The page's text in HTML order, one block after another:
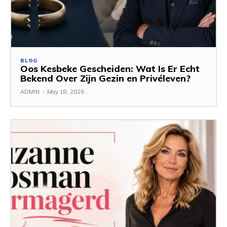
BLOG
Oos Kesbeke Gescheiden: Wat Is Er Echt
Bekend Over Zijn Gezin en Privéleven?
ADMIN - May 18, 2026